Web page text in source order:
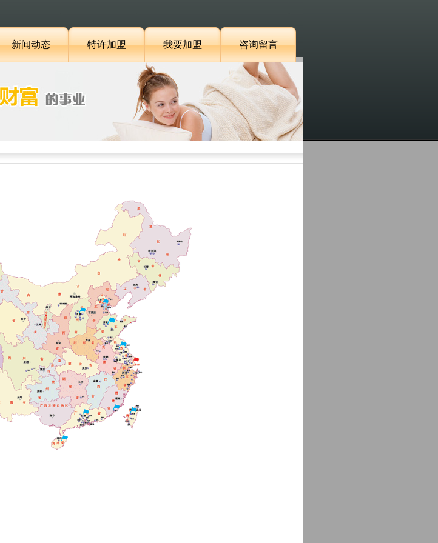
新闻动态 特许加盟 我要加盟 咨询留言